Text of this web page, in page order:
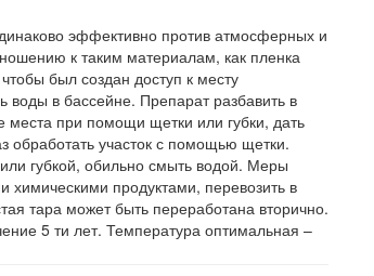
эффективно против атмосферных и
к таким материалам, как пленка
был создан доступ к месту
воды в бассейне. Препарат разбавить в
места при помощи щетки или губки, дать
обработать участок с помощью щетки.
губкой, обильно смыть водой. Меры
химическими продуктами, перевозить в
тара может быть переработана вторично.
5 ти лет. Температура оптимальная –